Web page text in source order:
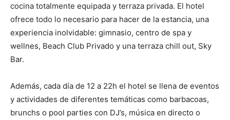
cocina totalmente equipada y terraza privada. El hotel
ofrece todo lo necesario para hacer de la estancia, una
experiencia inolvidable: gimnasio, centro de spa y
wellnes, Beach Club Privado y una terraza chill out, Sky
Bar.
Además, cada día de 12 a 22h el hotel se llena de eventos
y actividades de diferentes temáticas como barbacoas,
brunchs o pool parties con DJ’s, música en directo o